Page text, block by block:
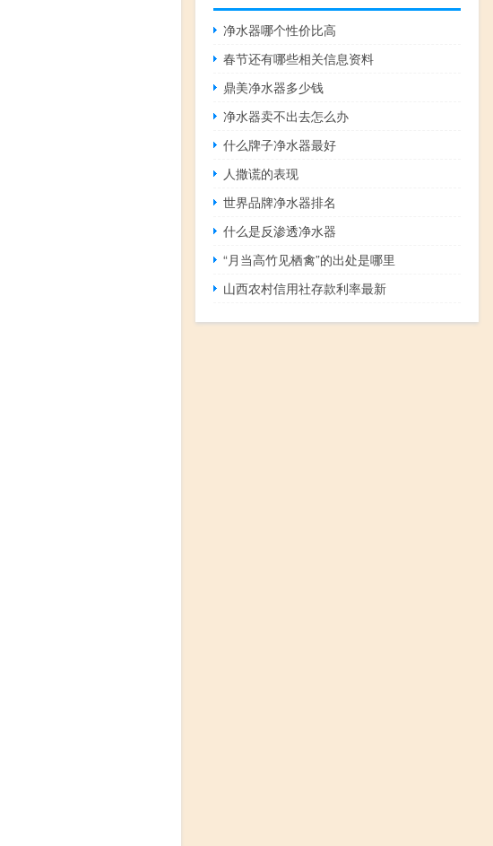
净水器哪个性价比高
春节还有哪些相关信息资料
鼎美净水器多少钱
净水器卖不出去怎么办
什么牌子净水器最好
人撒谎的表现
世界品牌净水器排名
什么是反渗透净水器
“月当高竹见栖禽”的出处是哪里
山西农村信用社存款利率最新